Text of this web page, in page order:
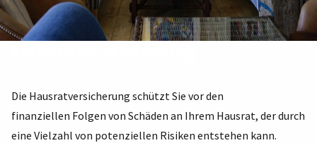
Die Hausratversicherung schützt Sie vor den
finanziellen Folgen von Schäden an Ihrem Hausrat, der durch
eine Vielzahl von potenziellen Risiken entstehen kann.